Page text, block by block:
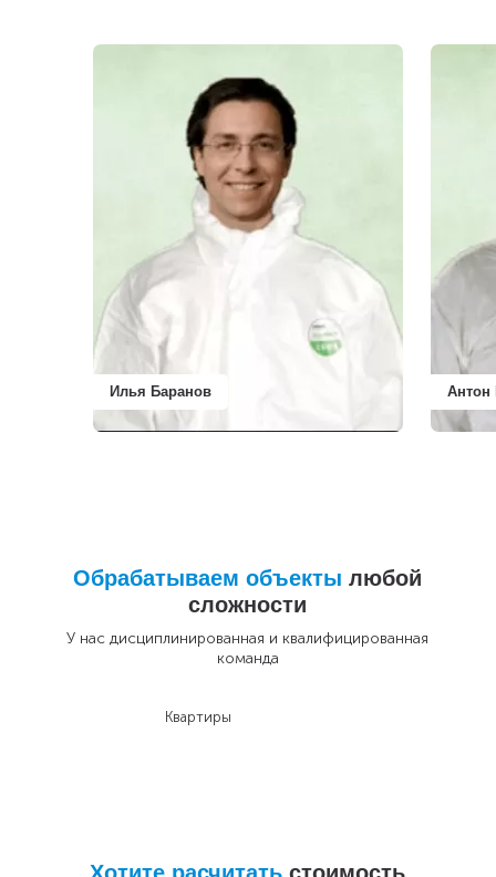
Илья Баранов Антон
Обрабатываем объекты любой
сложности
У нас дисциплинированная и квалифицированная
команда
Квартиры